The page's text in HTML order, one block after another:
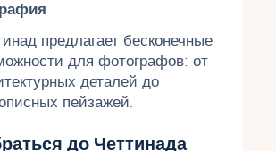
предлагает бесконечные
для фотографов: от
деталей до
пейзажей.
до Четтинада